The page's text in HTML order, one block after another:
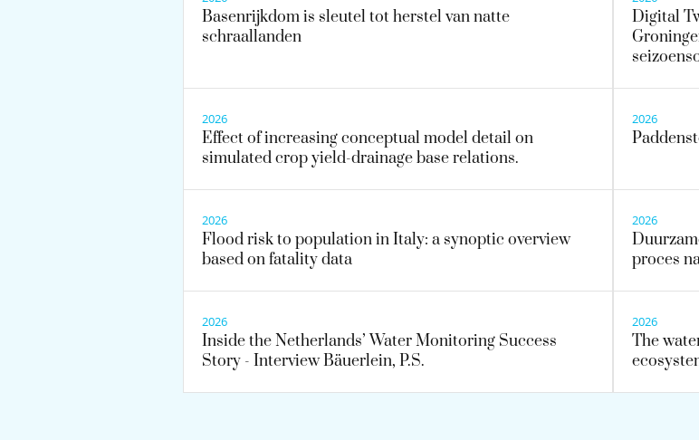
Basenrijkdom is sleutel tot herstel van natte
schraallanden
Digital
2026
Effect of increasing conceptual model detail on
simulated crop yield-drainage base relations.
2026
2026
Flood risk to population in Italy: a synoptic overview
based on fatality data
2026
proces
2026
Inside the Netherlands’ Water Monitoring Success
Story - Interview Bäuerlein, P.S.
2026
The